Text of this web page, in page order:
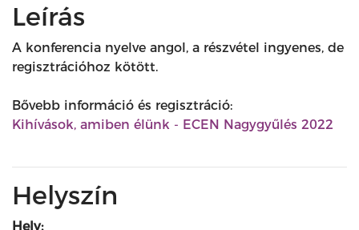
Leírás
A konferencia nyelve angol, a részvétel ingyenes, de
regisztrációhoz kötött.
Bővebb információ és regisztráció:
Kihívások, amiben élünk - ECEN Nagygyűlés 2022
Helyszín
Hely: